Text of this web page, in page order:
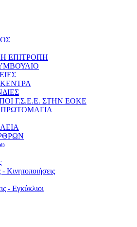
ΕΠΙΤΡΟΠΗ
ΚΕΝΤΡΑ
Γ.Σ.Ε.Ε. ΣΤΗΝ ΕΟΚΕ
ΠΡΩΤΟΜΑΓΙΑ
Κινητοποιήσεις
- Εγκύκλιοι